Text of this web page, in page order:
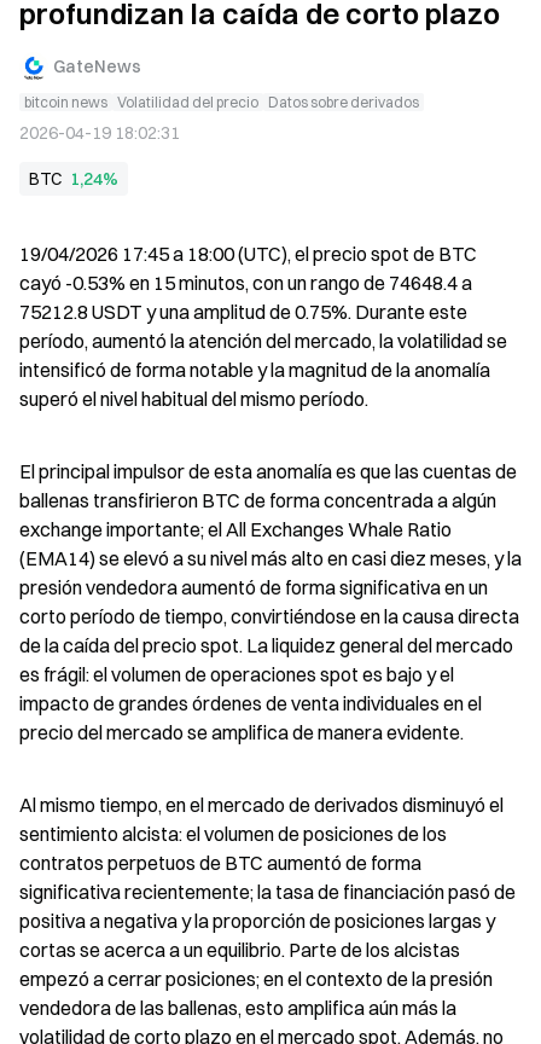
profundizan la caída de corto plazo
GateNews
bitcoin news Volatilidad del precio Datos sobre derivados
2026-04-19 18:02:31
BTC 1,24%
19/04/2026 17:45 a 18:00 (UTC), el precio spot de BTC
cayó -0.53% en 15 minutos, con un rango de 74648.4 a
75212.8 USDT y una amplitud de 0.75%. Durante este
período, aumentó la atención del mercado, la volatilidad se
intensificó de forma notable y la magnitud de la anomalía
superó el nivel habitual del mismo período.
El principal impulsor de esta anomalía es que las cuentas de
ballenas transfirieron BTC de forma concentrada a algún
exchange importante; el All Exchanges Whale Ratio
(EMA14) se elevó a su nivel más alto en casi diez meses, y la
presión vendedora aumentó de forma significativa en un
corto período de tiempo, convirtiéndose en la causa directa
de la caída del precio spot. La liquidez general del mercado
es frágil: el volumen de operaciones spot es bajo y el
impacto de grandes órdenes de venta individuales en el
precio del mercado se amplifica de manera evidente.
Al mismo tiempo, en el mercado de derivados disminuyó el
sentimiento alcista: el volumen de posiciones de los
contratos perpetuos de BTC aumentó de forma
significativa recientemente; la tasa de financiación pasó de
positiva a negativa y la proporción de posiciones largas y
cortas se acerca a un equilibrio. Parte de los alcistas
empezó a cerrar posiciones; en el contexto de la presión
vendedora de las ballenas, esto amplifica aún más la
volatilidad de corto plazo en el mercado spot. Además, no